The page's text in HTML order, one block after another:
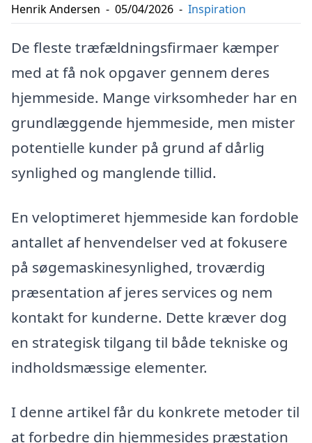
Henrik Andersen - 05/04/2026 - Inspiration
De fleste træfældningsfirmaer kæmper
med at få nok opgaver gennem deres
hjemmeside. Mange virksomheder har en
grundlæggende hjemmeside, men mister
potentielle kunder på grund af dårlig
synlighed og manglende tillid.
En veloptimeret hjemmeside kan fordoble
antallet af henvendelser ved at fokusere
på søgemaskinesynlighed, troværdig
præsentation af jeres services og nem
kontakt for kunderne. Dette kræver dog
en strategisk tilgang til både tekniske og
indholdsmæssige elementer.
I denne artikel får du konkrete metoder til
at forbedre din hjemmesides præstation